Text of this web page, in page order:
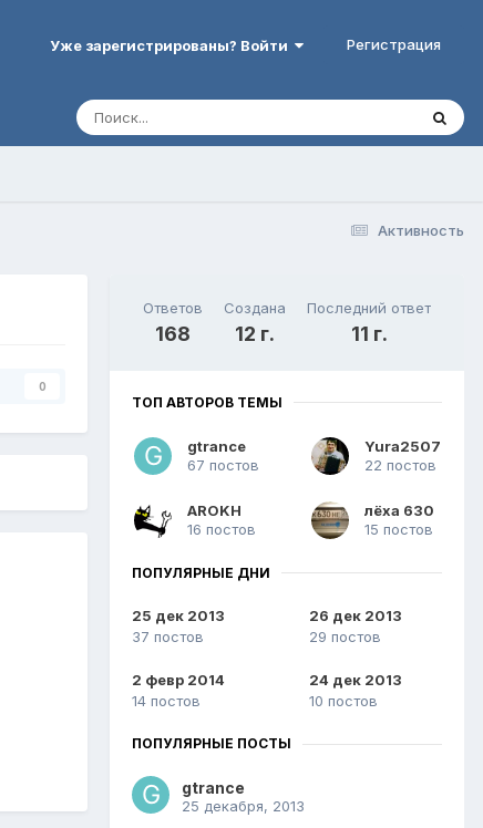
Уже зарегистрированы? Войти Регистрация
Активность
0
Ответов
168
Создана
12 г.
Последний ответ
11 г.
ТОП АВТОРОВ ТЕМЫ
gtrance
67 постов
Yura2507
22 постов
AROKH
16 постов
лёха 630
15 постов
ПОПУЛЯРНЫЕ ДНИ
25 дек 2013
37 постов
26 дек 2013
29 постов
2 февр 2014
14 постов
24 дек 2013
10 постов
ПОПУЛЯРНЫЕ ПОСТЫ
gtrance
25 декабря, 2013